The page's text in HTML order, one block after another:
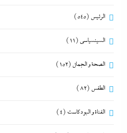
الرئيس (545)
السينسياسي (11)
الصحة و الجمال (152)
الطقس (82)
القناة و البودكاست (4)